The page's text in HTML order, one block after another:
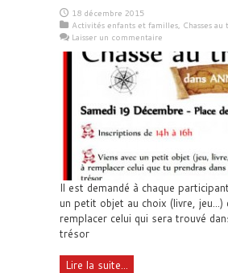
18 décembre 2015
Activités enfants et familles, Chasses
Laisser un commentaire
Il est demandé à chaque
un petit objet au choix (livre, jeu...)
remplacer celui qui sera trouvé
trésor
Lire la suite...